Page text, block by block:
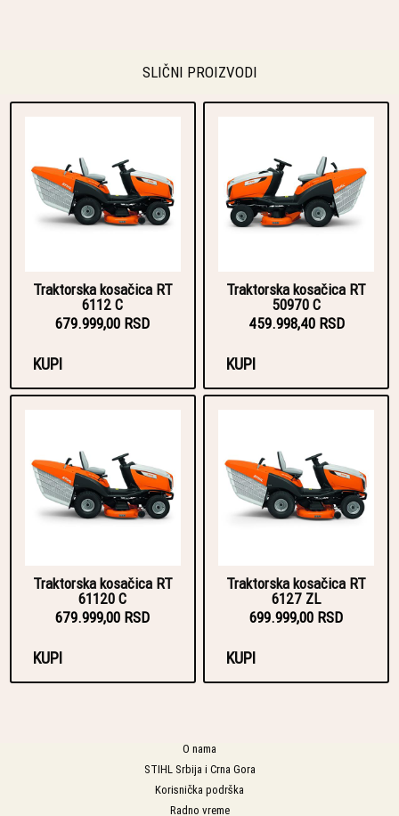
SLIČNI PROIZVODI
Traktorska kosačica RT
6112 C
679.999,00 RSD
KUPI
Traktorska kosačica RT
50970 C
459.998,40 RSD
KUPI
Traktorska kosačica RT
61120 C
679.999,00 RSD
KUPI
Traktorska kosačica RT
6127 ZL
699.999,00 RSD
KUPI
O nama
STIHL Srbija i Crna Gora
Korisnička podrška
Radno vreme